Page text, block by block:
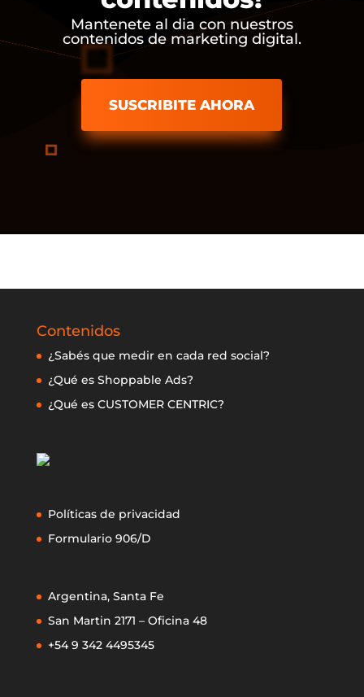
Mantenete al dia con nuestros
contenidos de marketing digital.
SUSCRIBITE AHORA
Contenidos
¿Sabés que medir en cada red social?
¿Qué es Shoppable Ads?
¿Qué es CUSTOMER CENTRIC?
Políticas de privacidad
Formulario 906/D
Argentina, Santa Fe
San Martin 2171 – Oficina 48
+54 9 342 4495345